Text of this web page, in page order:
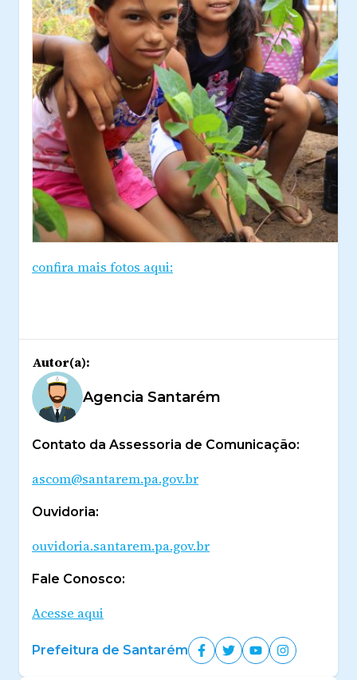
confira mais fotos aqui:
Autor(a):
Agencia Santarém
Contato da Assessoria de Comunicação:
ascom@santarem.pa.gov.br
Ouvidoria:
ouvidoria.santarem.pa.gov.br
Fale Conosco:
Acesse aqui
Prefeitura de Santarém